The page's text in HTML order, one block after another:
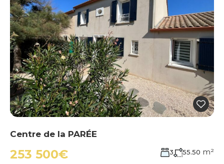
Centre de la PARÉE
253 500€ 3 55.50 m²